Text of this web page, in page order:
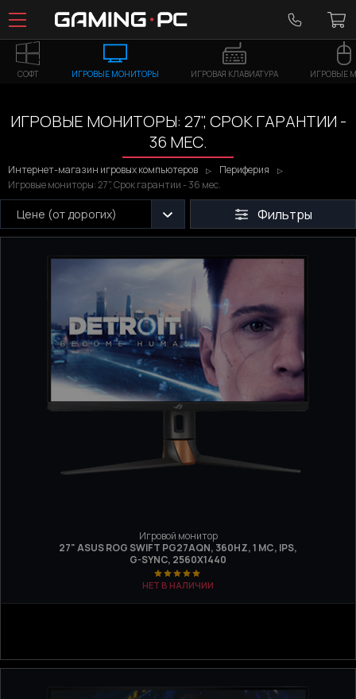
СОФТ ИГРОВЫЕ МОНИТОРЫ ИГРОВАЯ КЛАВИАТУРА ИГРОВЫЕ
ИГРОВЫЕ МОНИТОРЫ: 27", СРОК ГАРАНТИИ -
36 МЕС.
Интернет-магазин игровых компьютеров
Периферия
Игровые мониторы: 27", Срок гарантии - 36 мес.
Цене (от дорогих) Фильтры
Игровой монитор
27" ASUS ROG SWIFT PG27AQN, 360HZ, 1 МС, IPS,
G-SYNC, 2560X1440
НЕТ В НАЛИЧИИ